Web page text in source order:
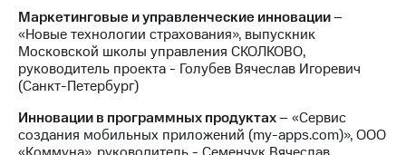
и
аудит
Рынок
акций
Описание
Программа
приобретения
Порядок
Маркетинговые и управленческие инновации–
«Новые технологии страхования», выпускник
Московской школы управления СКОЛКОВО,
руководитель проекта - Голубев Вячеслав Игоревич
(Санкт-Петербург)
Инновации в программных продуктах– «Сервис
создания мобильных приложений (my-apps.com)», ООО